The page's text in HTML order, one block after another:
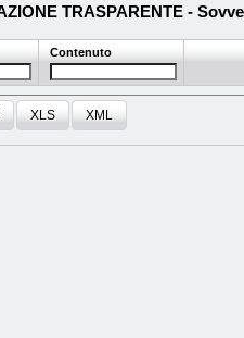
TRASPARENTE -
Contenuto
XLS XML